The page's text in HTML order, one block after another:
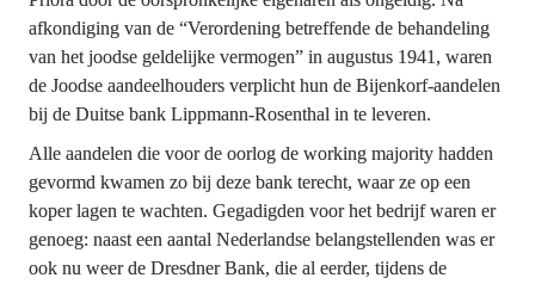
afkondiging van de “Verordening betreffende de behandeling
van het joodse geldelijke vermogen” in augustus 1941, waren
de Joodse aandeelhouders verplicht hun de Bijenkorf-aandelen
bij de Duitse bank Lippmann-Rosenthal in te leveren.
Alle aandelen die voor de oorlog de working majority hadden
gevormd kwamen zo bij deze bank terecht, waar ze op een
koper lagen te wachten. Gegadigden voor het bedrijf waren er
genoeg: naast een aantal Nederlandse belangstellenden was er
ook nu weer de Dresdner Bank, die al eerder, tijdens de